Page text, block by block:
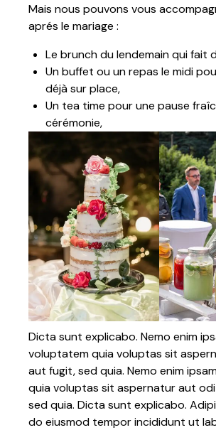
Mais nous pouvons vous
aprés le mariage :
Le brunch du lendemain qui fait
Un buffet ou un repas le midi
déjà sur place,
Un tea time pour une pause
cérémonie,
Dicta sunt explicabo. Nemo enim
voluptatem quia voluptas sit
aut fugit, sed quia. Nemo enim
quia voluptas sit aspernatur aut
sed quia. Dicta sunt explicabo.
do eiusmod tempor incididunt ut